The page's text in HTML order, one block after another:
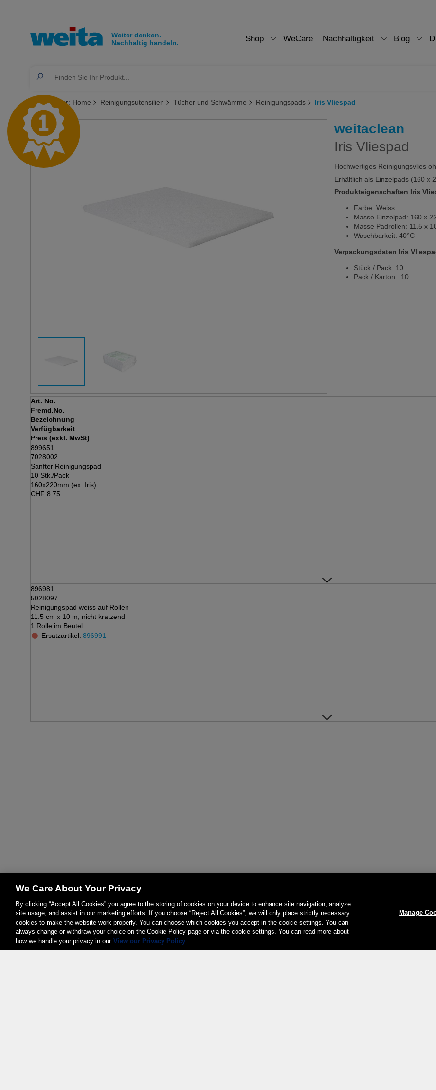
Shop WeCare Nachhaltigkeit Blog
Sie sind hier: Home Reinigungsutensilien Tücher und Schwämme Reinigungspads Iris Vliespad
weitaclean
Iris Vliespad
Hochwertiges Reinigungsvlies
Erhältlich als Einzelpads (160 x
Produkteigenschaften Iris
Farbe: Weiss
Masse Einzelpad: 160 x
Masse Padrollen: 11.5 x
Waschbarkeit: 40°C
Verpackungsdaten Iris
Stück / Pack: 10
Pack / Karton : 10
Art. No.
Fremd.No.
Bezeichnung
Verfügbarkeit
Preis (exkl. MwSt)
899651
7028002
Sanfter Reinigungspad
10 Stk./Pack
160x220mm (ex. Iris)
CHF 8.75
896981
5028097
Reinigungspad weiss auf Rollen
11.5 cm x 10 m, nicht kratzend
1 Rolle im Beutel
Ersatzartikel: 896991
We Care About Your Privacy
By clicking “Accept All Cookies” you agree to the storing of cookies on your device to enhance site navigation, analyze
site usage, and assist in our marketing efforts. If you choose “Reject All Cookies”, we will only place strictly necessary
cookies to make the website work properly. You can choose which cookies you accept in the cookie settings. You can
always change or withdraw your choice on the Cookie Policy page or via the cookie settings. You can read more about
how we handle your privacy in our View our Privacy Policy
Manage